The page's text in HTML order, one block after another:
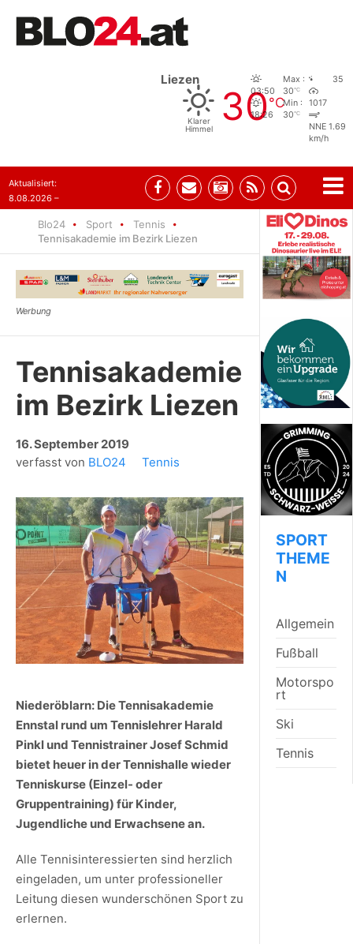
Liezen
Klarer
Himmel
30°C
03:50
18:26
Max :
30°C
Min :
30°C
35
1017
NNE 1.69
km/h
Aktualisiert:
8.08.2026 –
Blo24 Sport
Tennis
Tennisakademie im Bezirk Liezen
Tennisakademie
im Bezirk Liezen
16. September 2019
verfasst von BLO24 Tennis
Niederöblarn: Die Tennisakademie
Ennstal rund um Tennislehrer Harald
Pinkl und Tennistrainer Josef Schmid
bietet heuer in der Tennishalle wieder
Tenniskurse (Einzel- oder
Gruppentraining) für Kinder,
Jugendliche und Erwachsene an.
Alle Tennisinteressierten sind herzlich
eingeladen, um unter professioneller
Leitung diesen wunderschönen Sport zu
erlernen.
SPORT
THEME
N
Allgemein
Fußball
Motorspo
rt
Ski
Tennis